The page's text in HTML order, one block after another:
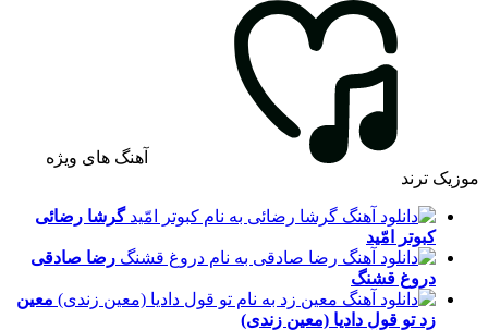
آهنگ های ویژه
موزیک ترند
گرشا رضائی
کبوتر امّید
رضا صادقی
دروغ قشنگ
معین
زدتو قول دادیا (معین زندی)